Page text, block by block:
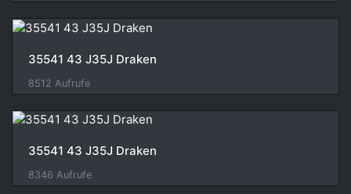
35541 43 J35J Draken
8512 Aufrufe
35541 43 J35J Draken
8346 Aufrufe